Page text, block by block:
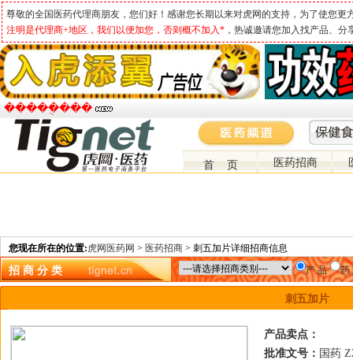
尊敬的全国医药代理商朋友，您们好！感谢您长期以来对虎网的支持，为了使您更
注明是代理商+地区，我们以便加您，否则概不加入* ，热诚邀请您加入找产品、
�����ֻ���
首 页 医药招商
您现在所在的位置:虎网医药网 > 医药招商 > 刺五加片详细招商信息
招 商 分 类 产 品 药
刺五加片
产品卖点：
批准文号： 国药